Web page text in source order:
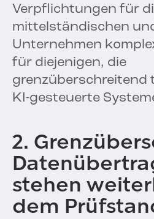
Verpflichtungen für
mittelständischen
Unternehmen
für diejenigen, die
grenzüberschreitend
KI-gesteuerte
2.
stehen
dem